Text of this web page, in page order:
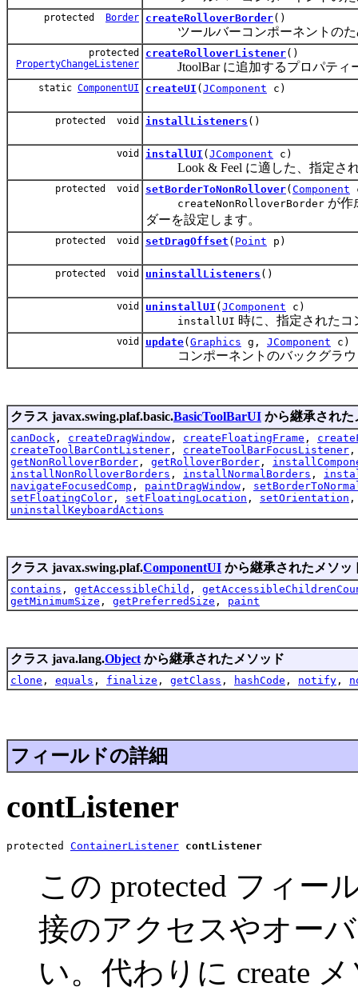
protected Border createRolloverBorder()
ツールバーコンポーネントのた
protected
PropertyChangeListener
createRolloverListener()
JtoolBar に追加するプロパティ
static ComponentUI createUI ( JComponent c)
protected void installListeners ()
void installUI ( JComponent c)
Look & Feel に適した、指定され
protected void setBorderToNonRollover( Component
createNonRolloverBorder が作
ダーを設定します。
protected void setDragOffset ( Point p)
protected void uninstallListeners ()
void uninstallUI ( JComponent c)
installUI 時に、指定された
void update( Graphics g, JComponent c)
コンポーネントのバックグラウ
クラス javax.swing.plaf.basic.BasicToolBarUI から継承された
canDock , createDragWindow , createFloatingFrame ,
createToolBarContListener , createToolBarFocusListener
getNonRolloverBorder , getRolloverBorder ,
installNonRolloverBorders , installNormalBorders ,
navigateFocusedComp , paintDragWindow ,
setFloatingColor , setFloatingLocation , setOrientation
uninstallKeyboardActions
クラス javax.swing.plaf.ComponentUI から継承されたメソッ
contains , getAccessibleChild ,
getMinimumSize , getPreferredSize , paint
クラス java.lang.Object から継承されたメソッド
clone , equals , finalize , getClass , hashCode , notify ,
フィールドの詳細
contListener
protected ContainerListener contListener
この protected フィー
接のアクセスやオー
い。代わりに create